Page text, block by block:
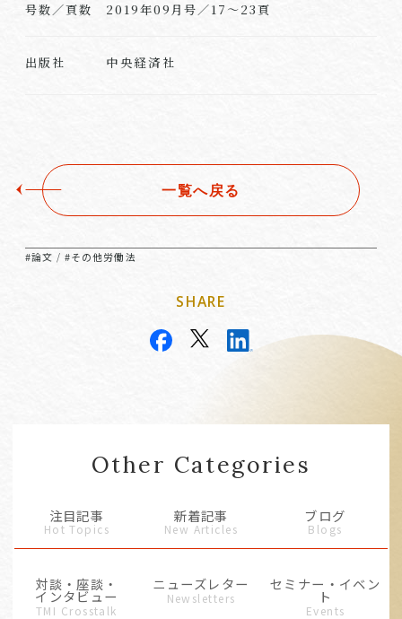
号数／頁数 2019年09月号／17～23頁
出版社 中央経済社
一覧へ戻る
#論文 /#その他労働法
SHARE
Other Categories
注目記事
Hot Topics
新着記事
New Articles
ブログ
Blogs
対談・座談・
インタビュー
TMI Crosstalk
ニューズレター
Newsletters
セミナー・イベン
ト
Events